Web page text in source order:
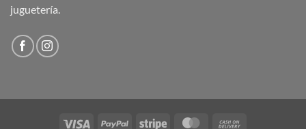
juguetería.
Visa PayPal Stripe MasterCard